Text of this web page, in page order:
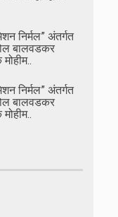
निर्मल” अंतर्गत
बालवडकर
निर्मल” अंतर्गत
बालवडकर